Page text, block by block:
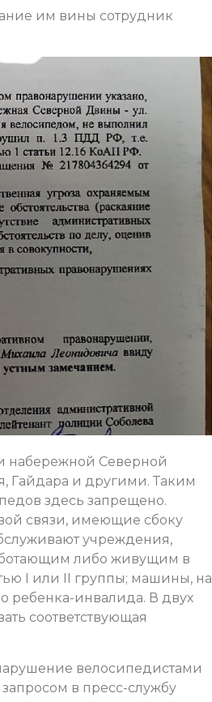
им вины сотрудник
набережной Северной
Гайдара и другими. Таким
здесь запрещено.
связи, имеющие сбоку
учреждения,
либо живущим в
I или II группы; машины, на
ребенка-инвалида. В двух
соответствующая
велосипедистами
в пресс-службу